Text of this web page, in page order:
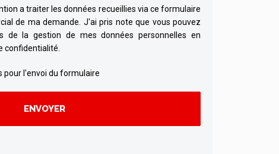
a traiter les données recueillies via ce formulaire
de ma demande. J'ai pris note que vous pouvez
de la gestion de mes données personnelles en
confidentialité.
pour l'envoi du formulaire